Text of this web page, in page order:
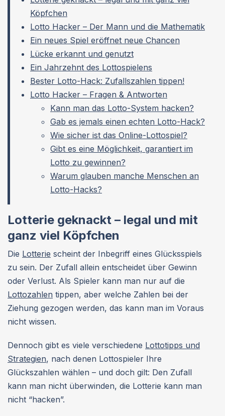
Köpfchen
Lotto Hacker – Der Mann und die Mathematik
Ein neues Spiel eröffnet neue Chancen
Lücke erkannt und genutzt
Ein Jahrzehnt des Lottospielens
Bester Lotto-Hack: Zufallszahlen tippen!
Lotto Hacker – Fragen & Antworten
Kann man das Lotto-System hacken?
Gab es jemals einen echten Lotto-Hack?
Wie sicher ist das Online-Lottospiel?
Gibt es eine Möglichkeit, garantiert im
Lotto zu gewinnen?
Warum glauben manche Menschen an
Lotto-Hacks?
Lotterie geknackt – legal und mit
ganz viel Köpfchen
Die Lotterie scheint der Inbegriff eines Glücksspiels
zu sein. Der Zufall allein entscheidet über Gewinn
oder Verlust. Als Spieler kann man nur auf die
Lottozahlen tippen, aber welche Zahlen bei der
Ziehung gezogen werden, das kann man im Voraus
nicht wissen.
Dennoch gibt es viele verschiedene Lottotipps und
Strategien, nach denen Lottospieler Ihre
Glückszahlen wählen – und doch gilt: Den Zufall
kann man nicht überwinden, die Lotterie kann man
nicht “hacken”.